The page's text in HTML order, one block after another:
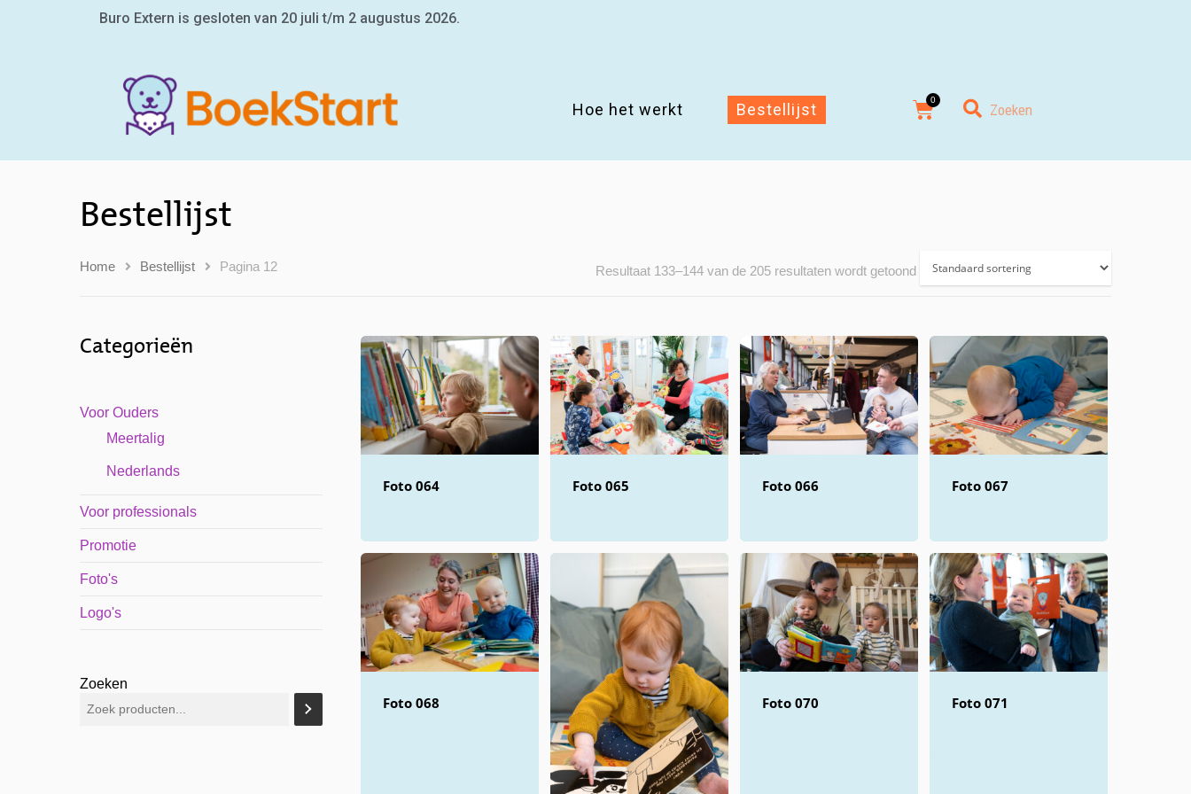
Buro Extern is gesloten van 20 juli t/m 2 augustus 2026.
Hoe het werkt Bestellijst
Bestellijst
Resultaat 133–144 van de 205 resultaten wordt getoond
Home Bestellijst Pagina 12
Categorieën
Voor Ouders
Meertalig
Nederlands
Voor professionals
Promotie
Foto's
Logo's
Zoeken
Foto 064 Foto 065 Foto 066 Foto 067
Foto 068 Foto 070 Foto 071